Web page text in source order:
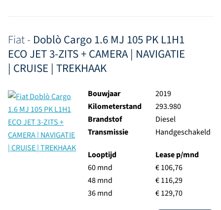
Fiat - Doblò Cargo 1.6 MJ 105 PK L1H1
ECO JET 3-ZITS + CAMERA | NAVIGATIE
| CRUISE | TREKHAAK
Bouwjaar
2019
Kilometerstand
293.980
Brandstof
Diesel
Transmissie
Handgeschakeld
Looptijd
60 mnd
48 mnd
36 mnd
Lease p/mnd
€ 106,76
€ 116,29
€ 129,70